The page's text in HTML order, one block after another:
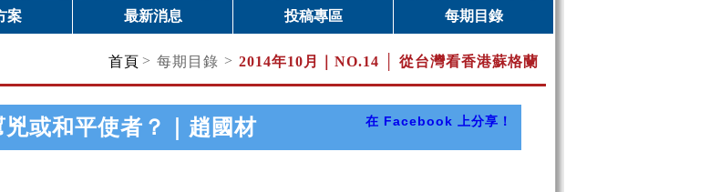
案 最新消息 投稿專區 每期目錄
首頁 > 每期目錄 > 2014年10月｜ NO.14 │ 從台灣看香港蘇格蘭
或和平使者？｜趙國材 在 Facebook 上分享！